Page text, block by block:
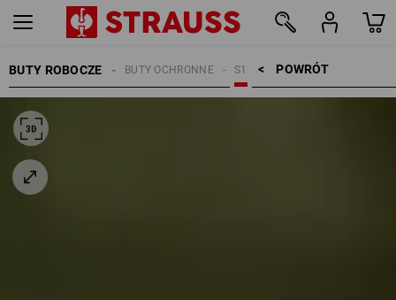
BUTY ROBOCZE POWRÓT    >
S1
BUTY OCHRONNE